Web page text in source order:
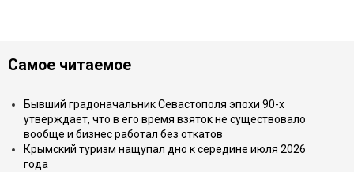
Самое читаемое
Бывший градоначальник Севастополя эпохи 90-х
утверждает, что в его время взяток не существовало
вообще и бизнес работал без откатов
Крымский туризм нащупал дно к середине июля 2026
года